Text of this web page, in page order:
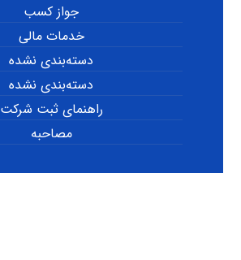
جواز کسب
خدمات مالی
دسته‌بندی نشده
دسته‌بندی نشده
راهنمای ثبت شرکت
مصاحبه